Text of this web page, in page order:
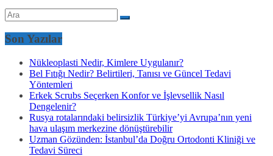
Son Yazılar
Nükleoplasti Nedir, Kimlere Uygulanır?
Bel Fıtığı Nedir? Belirtileri, Tanısı ve Güncel Tedavi
Yöntemleri
Erkek Scrubs Seçerken Konfor ve İşlevsellik Nasıl
Dengelenir?
Rusya rotalarındaki belirsizlik Türkiye’yi Avrupa’nın yeni
hava ulaşım merkezine dönüştürebilir
Uzman Gözünden: İstanbul’da Doğru Ortodonti Kliniği ve
Tedavi Süreci